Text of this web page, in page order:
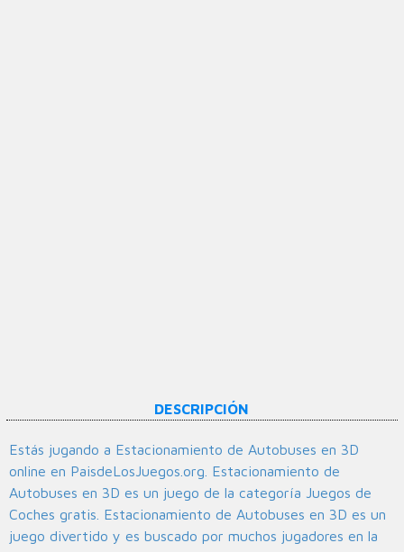
DESCRIPCIÓN
Estás jugando a Estacionamiento de Autobuses en 3D
online en PaisdeLosJuegos.org. Estacionamiento de
Autobuses en 3D es un juego de la categoría Juegos de
Coches gratis. Estacionamiento de Autobuses en 3D es un
juego divertido y es buscado por muchos jugadores en la